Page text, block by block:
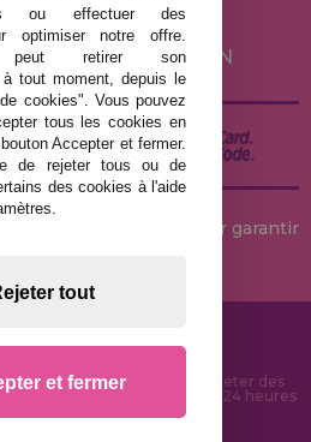
ET RETOUR
DE RÉTRACTATION
stocks permanents pour garantir
- Boutique en ligne pour acheter des
Internet. Livraison rapide en 24 heures
ou effectuer des
optimiser notre offre.
peut retirer son
à tout moment, depuis le
cookies". Vous pouvez
tous les cookies en
Accepter et fermer.
de rejeter tous ou de
des cookies à l'aide
tout
et fermer